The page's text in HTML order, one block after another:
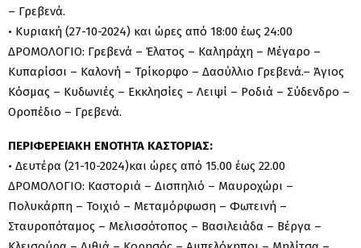
– Γρεβενά.
• Κυριακή (27-10-2024) και ώρες από 18:00 έως 24:00
ΔΡΟΜΟΛΟΓΙΟ: Γρεβενά – Έλατος – Καληράχη – Μέγαρο –
Κυπαρίσσι – Καλονή – Τρίκορφο – Δασύλλιο Γρεβενά.– Άγιος
Κόσμας – Κυδωνιές – Εκκλησίες – Λειψί – Ροδιά – Σύδενδρο –
Οροπέδιο – Γρεβενά.
ΠΕΡΙΦΕΡΕΙΑΚΗ ΕΝΟΤΗΤΑ ΚΑΣΤΟΡΙΑΣ:
• Δευτέρα (21-10-2024)και ώρες από 15.00 έως 22.00
ΔΡΟΜΟΛΟΓΙΟ: Καστοριά – Δισπηλιό – Μαυροχώρι –
Πολυκάρπη – Τοιχιό – Μεταμόρφωση – Φωτεινή –
Σταυροπόταμος – Μελισσότοπος – Βασιλειάδα – Βέργα –